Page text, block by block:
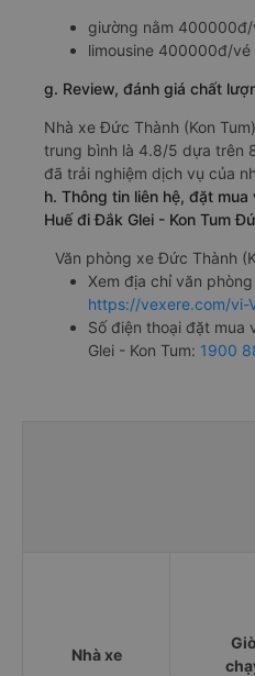
giường nằm
limousine 400000đ/vé
g. Review, đánh giá chất
Nhà xe Đức Thành (Kon
trung bình là 4.8/5 dựa trên
đã trải nghiệm dịch vụ của
h. Thông tin liên hệ, đặt
Huế đi Đắk Glei - Kon Tum
Văn phòng xe Đức Thành
Xem địa chỉ văn
https://vexere.com/
Số điện thoại đặt mua
Glei - Kon Tum: 1900
Nhà xe